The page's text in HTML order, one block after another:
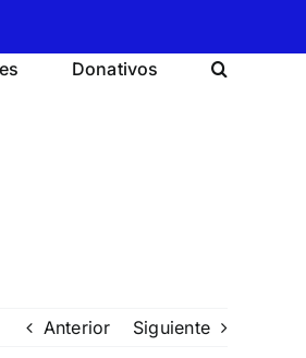
Donativos
Anterior Siguiente